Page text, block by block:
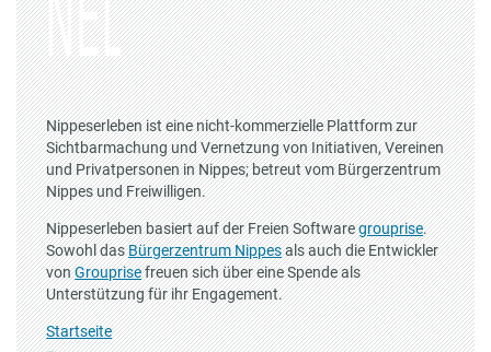
Nippeserleben ist eine nicht-kommerzielle Plattform zur
Sichtbarmachung und Vernetzung von Initiativen, Vereinen
und Privatpersonen in Nippes; betreut vom Bürgerzentrum
Nippes und Freiwilligen.
Nippeserleben basiert auf der Freien Softwaregrouprise.
Sowohl dasBürgerzentrum Nippesals auch die Entwickler
vonGrouprisefreuen sich über eine Spende als
Unterstützung für ihr Engagement.
Startseite